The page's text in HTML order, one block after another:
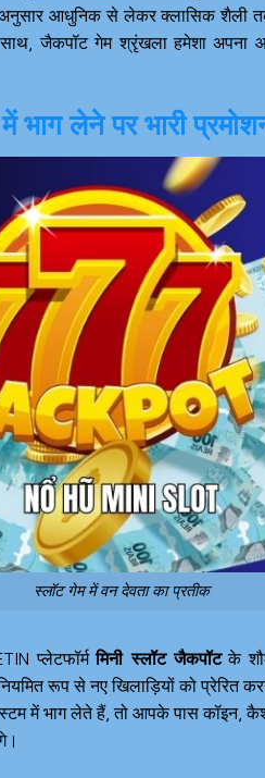
अनुसार आधुनिक से लेकर क्लासिक
जैकपॉट गेम श्रृंखला हमेशा अपना
भाग लेने पर भारी
स्लॉट गेम में वन देवता का प्रतीक
प्लेटफॉर्ममिनी स्लॉट जैकपॉटके
रूप से नए खिलाड़ियों को प्रेरित
में भाग लेते हैं, तो आपके पास कॉइन,